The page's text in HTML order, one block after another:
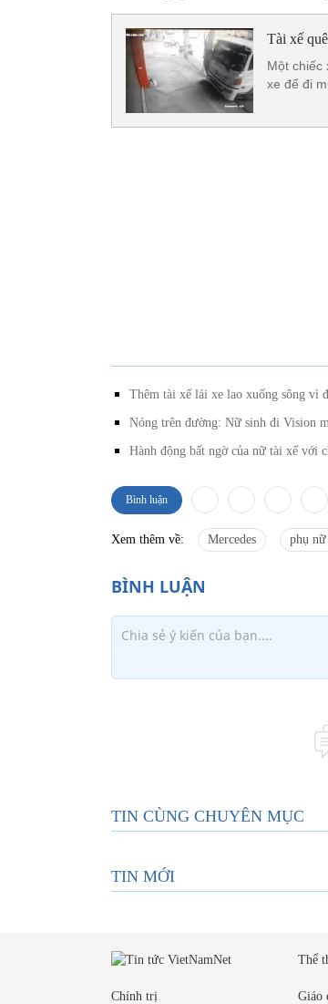
Tài xế
Một chiếc
xe để đi
Thêm tài xế lái xe lao xuống sông vì
Nóng trên đường: Nữ sinh đi Vision
Hành động bất ngờ của nữ tài xế với
Bình luận
Xem thêm về: Mercedes phụ
TIN CÙNG CHUYÊN MỤC
TIN MỚI
Chính trị
Thể
Giáo